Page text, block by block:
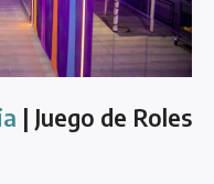
| Juego de Roles